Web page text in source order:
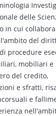
delle
in cui
del
procedure
mobiliari e
del credito,
e sfratti,
e